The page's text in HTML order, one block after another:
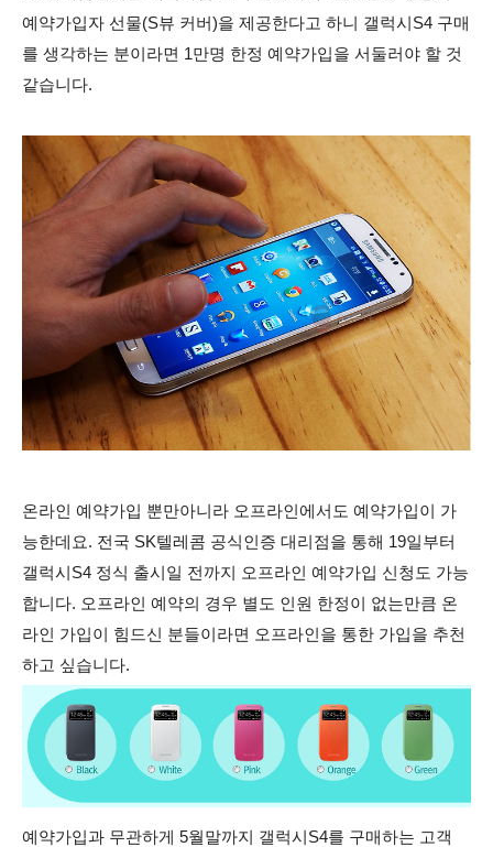
예약가입자 선물(S뷰 커버)을 제공한다고 하니 갤럭시S4 구매
를 생각하는 분이라면 1만명 한정 예약가입을 서둘러야 할 것
같습니다.
온라인 예약가입 뿐만아니라 오프라인에서도 예약가입이 가
능한데요. 전국 SK텔레콤 공식인증 대리점을 통해 19일부터
갤럭시S4 정식 출시일 전까지 오프라인 예약가입 신청도 가능
합니다. 오프라인 예약의 경우 별도 인원 한정이 없는만큼 온
라인 가입이 힘드신 분들이라면 오프라인을 통한 가입을 추천
하고 싶습니다.
예약가입과 무관하게 5월말까지 갤럭시S4를 구매하는 고객